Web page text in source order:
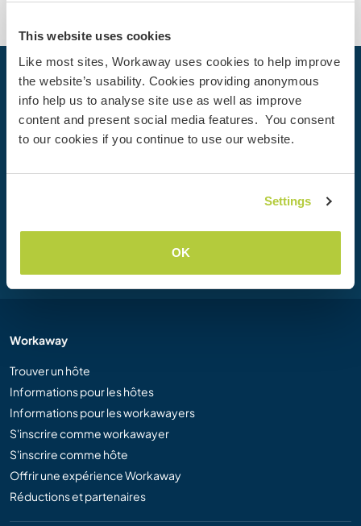
This website uses cookies
Like most sites, Workaway uses cookies to help improve
the website’s usability. Cookies providing anonymous
info help us to analyse site use as well as improve
content and present social media features. You consent
to our cookies if you continue to use our website.
Settings
OK
Votre prochaine aventure commence
aujourd’hui
Rejoignez dès aujourd’hui la communauté Workaway et
000 opportunités aux quatre coins du monde.
Workaway
Trouver un hôte
Informations pour les hôtes
Informations pour les workawayers
S'inscrire comme workawayer
S'inscrire comme hôte
Offrir une expérience Workaway
Réductions et partenaires